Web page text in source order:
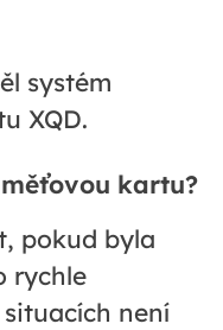
systém
XQD.
kartu?
pokud byla
rychle
není